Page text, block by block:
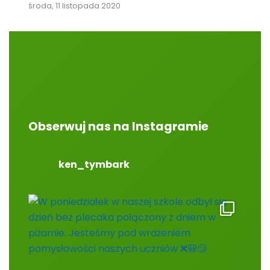
środa, 11 listopada 2020
Obserwuj nas na Instagramie
ken_tymbark